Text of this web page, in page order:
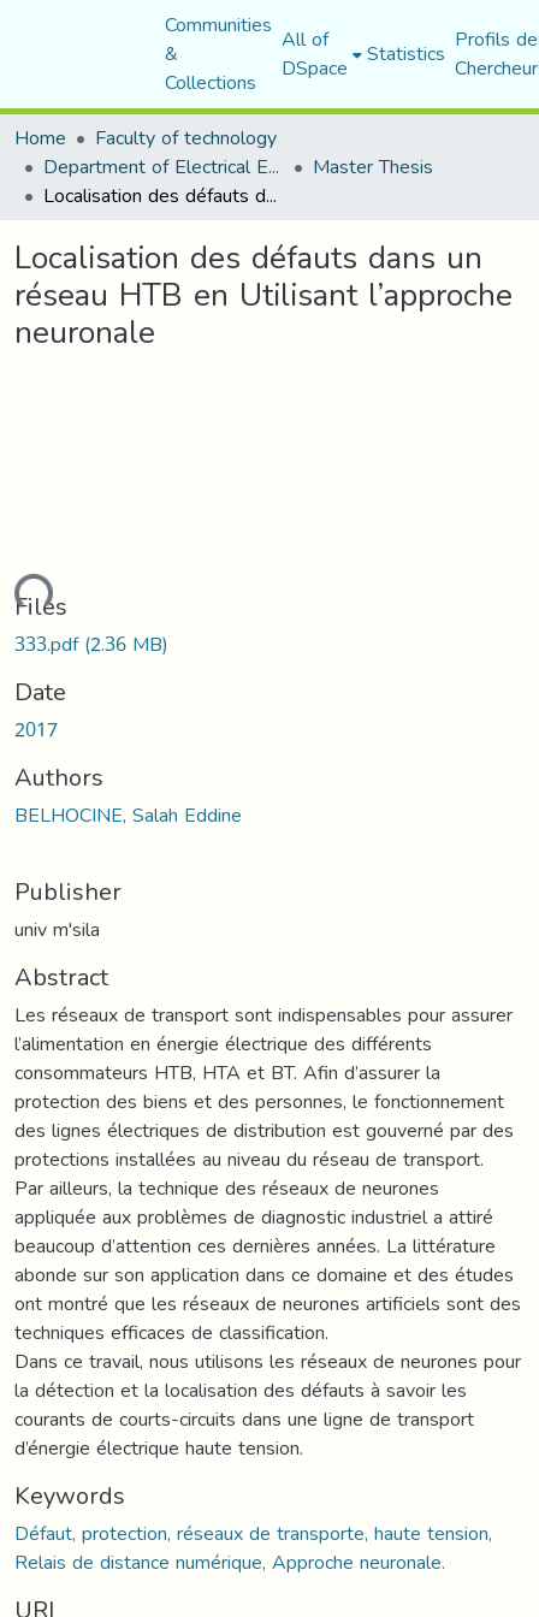
Communities
&
Collections
All of
DSpace Statistics Profils
Home
Faculty of technology
Department of Electrical Engineering Master Thesis
Localisation des défauts dans un réseau HTB en Utilisant l’approche neuronale
Localisation des défauts dans un
réseau HTB en Utilisant l’approche
neuronale
Files
333.pdf(2.36 MB)
Date
2017
Authors
BELHOCINE, Salah Eddine
Publisher
univ m'sila
Abstract
Les réseaux de transport sont indispensables pour assurer
l’alimentation en énergie électrique des différents
consommateurs HTB, HTA et BT. Afin d’assurer la
protection des biens et des personnes, le fonctionnement
des lignes électriques de distribution est gouverné par des
protections installées au niveau du réseau de transport.
Par ailleurs, la technique des réseaux de neurones
appliquée aux problèmes de diagnostic industriel a attiré
beaucoup d’attention ces dernières années. La littérature
abonde sur son application dans ce domaine et des études
ont montré que les réseaux de neurones artificiels sont des
techniques efficaces de classification.
Dans ce travail, nous utilisons les réseaux de neurones pour
la détection et la localisation des défauts à savoir les
courants de courts-circuits dans une ligne de transport
d’énergie électrique haute tension.
Keywords
Défaut, protection, réseaux de transporte, haute tension,
Relais de distance numérique, Approche neuronale.